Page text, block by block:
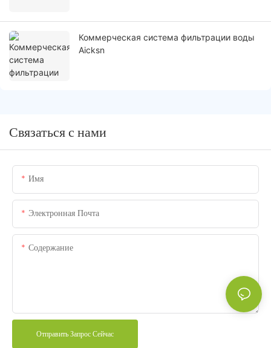
Коммерческая система фильтрации воды
Aicksn
Связаться с нами
Имя
Электронная Почта
Содержание
Отправить Запрос Сейчас